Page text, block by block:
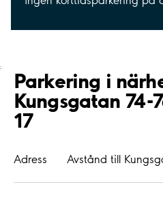
;
Parkering i
Kungsgatan
17
Adress Avstånd till